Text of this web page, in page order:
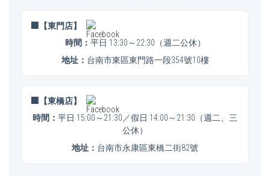
🏢【東門店】
時間： 平日 13:30～22:30（週二公休）
地址： 台南市東區東門路一段354號10樓
🏢【東橋店】
時間： 平日 15:00～21:30／假日 14:00～21:30（週二、三
公休）
地址： 台南市永康區東橋二街82號